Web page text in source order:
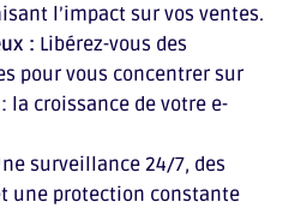
l’impact sur vos ventes.
: Libérez-vous des
pour vous concentrer sur
croissance de votre e-
surveillance 24/7, des
une protection constante